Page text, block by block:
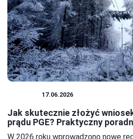
17.06.2026
Jak skutecznie złożyć
prądu PGE? Praktyczny
W 2026 roku wprowadzono nowe